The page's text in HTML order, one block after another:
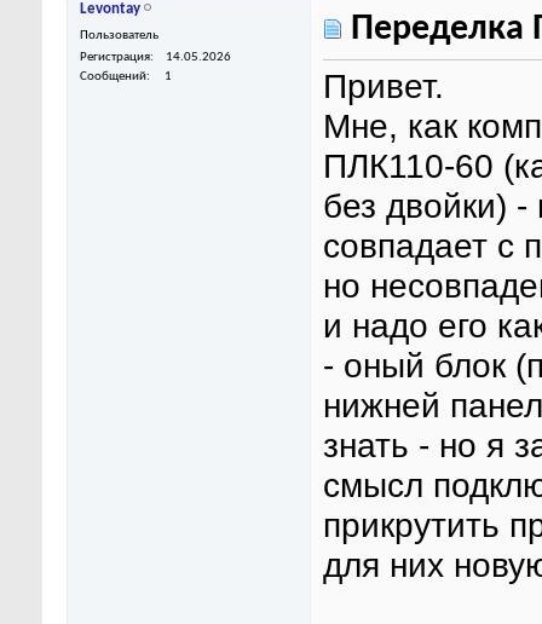
Levontay
Пользователь
Регистрация
14.05.2026
Сообщений
1
Переделка
Привет.
Мне, как
ПЛК110-60
без двойки)
совпадает с
но
и надо его
- оный блок
нижней
знать - но я
смысл
прикрутить
для них